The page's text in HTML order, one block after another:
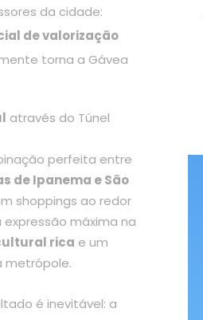
da cidade:
de valorização
torna a Gávea
através do Túnel
perfeita entre
de Ipanema e São
shoppings ao redor
máxima na
rica e um
metrópole.
é inevitável: a